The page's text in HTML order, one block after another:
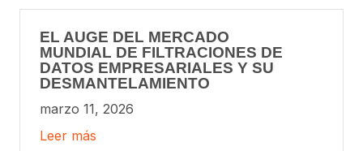
EL AUGE DEL MERCADO
MUNDIAL DE FILTRACIONES DE
DATOS EMPRESARIALES Y SU
DESMANTELAMIENTO
marzo 11, 2026
Leer más